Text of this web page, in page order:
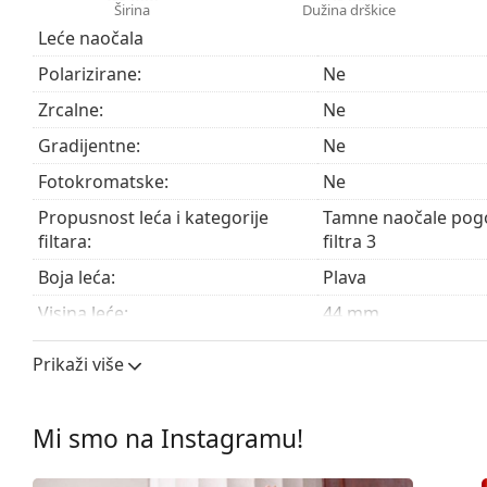
Krpa koja se nalazi u pakiranju idealna je za
sadržavati tekstilnu vrećicu.
Pogledajte cijelu ponudusunčanih naočala, gdje
Širina Dužina drškice
Leće naočala
Polarizirane:
Ne
Zrcalne:
Ne
Gradijentne:
Ne
Fotokromatske:
Ne
Propusnost leća i kategorije
filtara:
Tamne naočale
filtra 3
Boja leća:
Plava
Visina leće:
44 mm
Širina leće:
54 mm
Okviri
Prikaži više
Mi smo na Instagramu!